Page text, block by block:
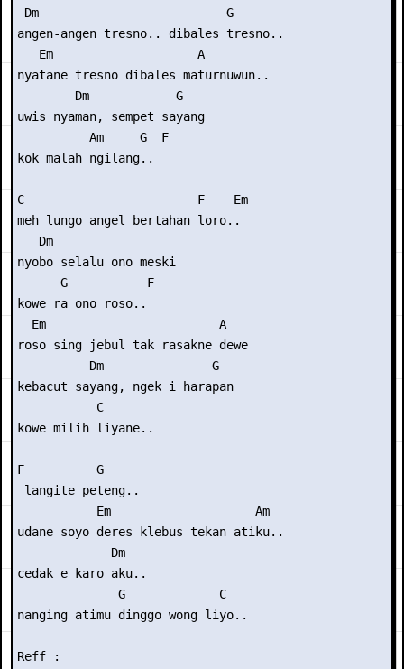
Dm                          G
angen-angen tresno.. dibales tresno..
   Em                    A
nyatane tresno dibales maturnuwun..
        Dm            G
uwis nyaman, sempet sayang
          Am     G  F
kok malah ngilang..
C                        F    Em
meh lungo angel bertahan loro..
   Dm
nyobo selalu ono meski
      G           F
kowe ra ono roso..
  Em                        A
roso sing jebul tak rasakne dewe
          Dm               G
kebacut sayang, ngek i harapan
           C
kowe milih liyane..
F          G
langite peteng..
           Em                    Am
udane soyo deres klebus tekan atiku..
             Dm
cedak e karo aku..
              G             C
nanging atimu dinggo wong liyo..
Reff :